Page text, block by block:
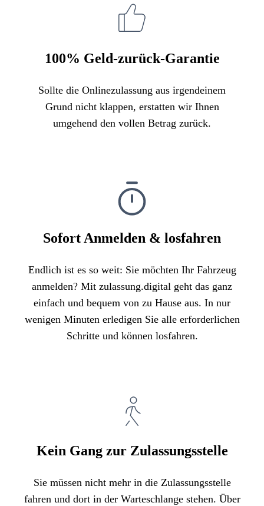
100% Geld-zurück-Garantie
Sollte die Onlinezulassung aus irgendeinem
Grund nicht klappen, erstatten wir Ihnen
umgehend den vollen Betrag zurück.
Sofort Anmelden & losfahren
Endlich ist es so weit: Sie möchten Ihr Fahrzeug
anmelden? Mit zulassung.digital geht das ganz
einfach und bequem von zu Hause aus. In nur
wenigen Minuten erledigen Sie alle erforderlichen
Schritte und können losfahren.
Kein Gang zur Zulassungsstelle
Sie müssen nicht mehr in die Zulassungsstelle
fahren und dort in der Warteschlange stehen. Über